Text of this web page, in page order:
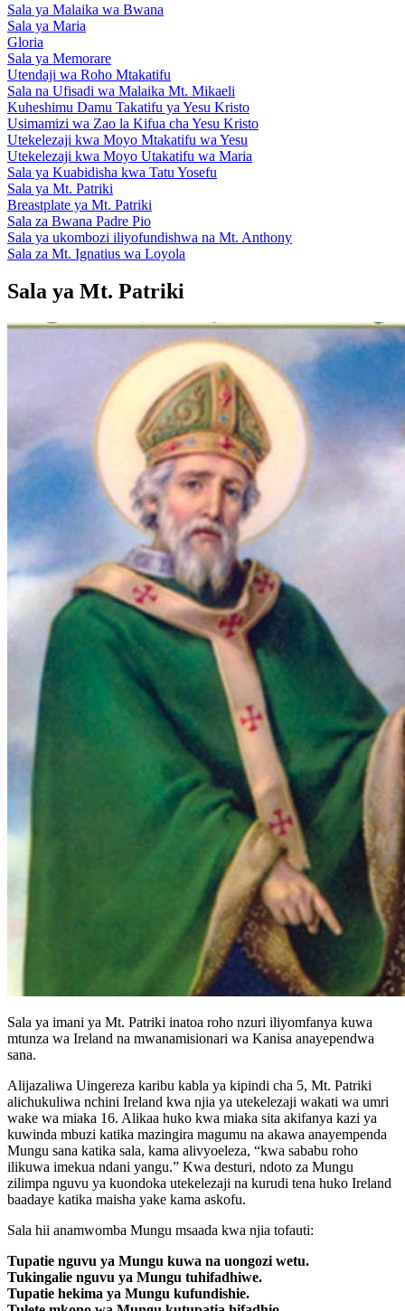
Sala ya Malaika wa Bwana
Sala ya Maria
Gloria
Sala ya Memorare
Utendaji wa Roho Mtakatifu
Sala na Ufisadi wa Malaika Mt. Mikaeli
Kuheshimu Damu Takatifu ya Yesu Kristo
Usimamizi wa Zao la Kifua cha Yesu Kristo
Utekelezaji kwa Moyo Mtakatifu wa Yesu
Utekelezaji kwa Moyo Utakatifu wa Maria
Sala ya Kuabidisha kwa Tatu Yosefu
Sala ya Mt. Patriki
Breastplate ya Mt. Patriki
Sala za Bwana Padre Pio
Sala ya ukombozi iliyofundishwa na Mt. Anthony
Sala za Mt. Ignatius wa Loyola
Sala ya Mt. Patriki
Sala ya imani ya Mt. Patriki inatoa roho nzuri iliyomfanya kuwa
mtunza wa Ireland na mwanamisionari wa Kanisa anayependwa
sana.
Alijazaliwa Uingereza karibu kabla ya kipindi cha 5, Mt. Patriki
alichukuliwa nchini Ireland kwa njia ya utekelezaji wakati wa umri
wake wa miaka 16. Alikaa huko kwa miaka sita akifanya kazi ya
kuwinda mbuzi katika mazingira magumu na akawa anayempenda
Mungu sana katika sala, kama alivyoeleza, “kwa sababu roho
ilikuwa imekua ndani yangu.” Kwa desturi, ndoto za Mungu
zilimpa nguvu ya kuondoka utekelezaji na kurudi tena huko Ireland
baadaye katika maisha yake kama askofu.
Sala hii anamwomba Mungu msaada kwa njia tofauti:
Tupatie nguvu ya Mungu kuwa na uongozi wetu.
Tukingalie nguvu ya Mungu tuhifadhiwe.
Tupatie hekima ya Mungu kufundishie.